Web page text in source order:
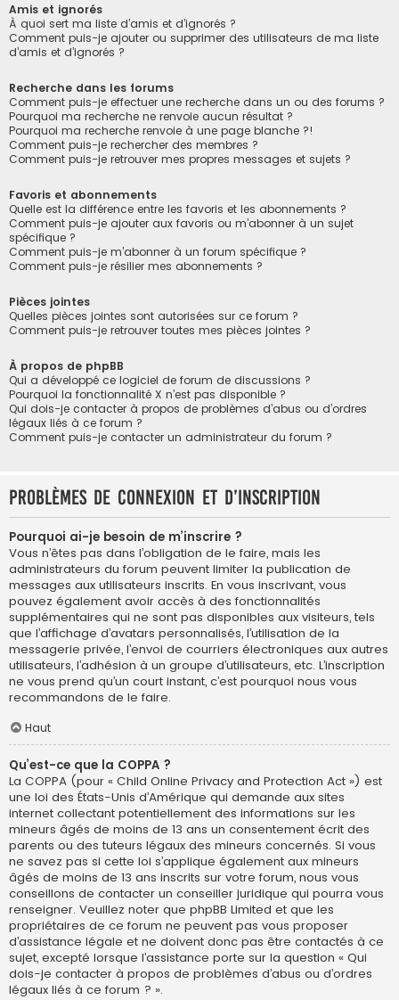
Amis et ignorés
À quoi sert ma liste d’amis et d’ignorés ?
Comment puis-je ajouter ou supprimer des utilisateurs de ma liste
d’amis et d’ignorés ?
Recherche dans les forums
Comment puis-je effectuer une recherche dans un ou des forums ?
Pourquoi ma recherche ne renvoie aucun résultat ?
Pourquoi ma recherche renvoie à une page blanche ?!
Comment puis-je rechercher des membres ?
Comment puis-je retrouver mes propres messages et sujets ?
Favoris et abonnements
Quelle est la différence entre les favoris et les abonnements ?
Comment puis-je ajouter aux favoris ou m’abonner à un sujet
spécifique ?
Comment puis-je m’abonner à un forum spécifique ?
Comment puis-je résilier mes abonnements ?
Pièces jointes
Quelles pièces jointes sont autorisées sur ce forum ?
Comment puis-je retrouver toutes mes pièces jointes ?
À propos de phpBB
Qui a développé ce logiciel de forum de discussions ?
Pourquoi la fonctionnalité X n’est pas disponible ?
Qui dois-je contacter à propos de problèmes d’abus ou d’ordres
légaux liés à ce forum ?
Comment puis-je contacter un administrateur du forum ?
Problèmes de connexion et d’inscription
Pourquoi ai-je besoin de m’inscrire ?
Vous n’êtes pas dans l’obligation de le faire, mais les
administrateurs du forum peuvent limiter la publication de
messages aux utilisateurs inscrits. En vous inscrivant, vous
pouvez également avoir accès à des fonctionnalités
supplémentaires qui ne sont pas disponibles aux visiteurs, tels
que l’affichage d’avatars personnalisés, l’utilisation de la
messagerie privée, l’envoi de courriers électroniques aux autres
utilisateurs, l’adhésion à un groupe d’utilisateurs, etc. L’inscription
ne vous prend qu’un court instant, c’est pourquoi nous vous
recommandons de le faire.
Haut
Qu’est-ce que la COPPA ?
La COPPA (pour « Child Online Privacy and Protection Act ») est
une loi des États-Unis d’Amérique qui demande aux sites
internet collectant potentiellement des informations sur les
mineurs âgés de moins de 13 ans un consentement écrit des
parents ou des tuteurs légaux des mineurs concernés. Si vous
ne savez pas si cette loi s’applique également aux mineurs
âgés de moins de 13 ans inscrits sur votre forum, nous vous
conseillons de contacter un conseiller juridique qui pourra vous
renseigner. Veuillez noter que phpBB Limited et que les
propriétaires de ce forum ne peuvent pas vous proposer
d’assistance légale et ne doivent donc pas être contactés à ce
sujet, excepté lorsque l’assistance porte sur la question « Qui
dois-je contacter à propos de problèmes d’abus ou d’ordres
légaux liés à ce forum ? ».